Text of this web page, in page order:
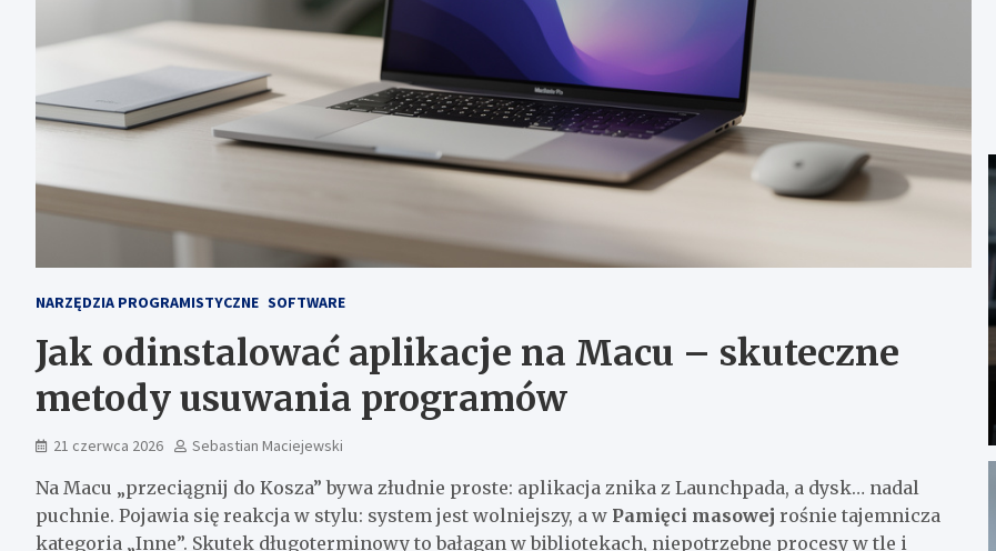
NARZĘDZIA PROGRAMISTYCZNE SOFTWARE
Jak odinstalować aplikacje na Macu – skuteczne
metody usuwania programów
21 czerwca 2026 Sebastian Maciejewski
Na Macu „przeciągnij do Kosza” bywa złudnie proste: aplikacja znika z Launchpada, a dysk… nadal
puchnie. Pojawia się reakcja w stylu: system jest wolniejszy, a w Pamięci masowej rośnie tajemnicza
kategoria „Inne”. Skutek długoterminowy to bałagan w bibliotekach, niepotrzebne procesy w tle i